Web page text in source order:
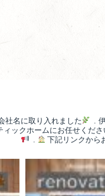
社名に取り入れました .
ィックホームにお任せくださ
.
下記リンクから